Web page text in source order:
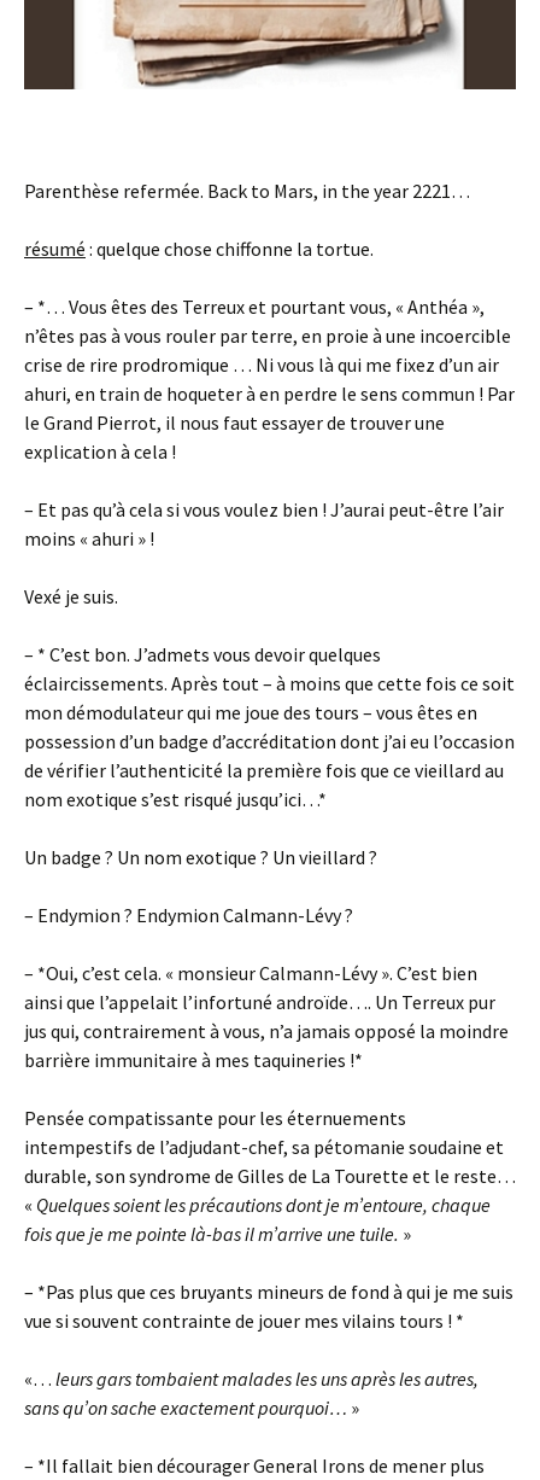
Parenthèse refermée. Back to Mars, in the year 2221…
résumé : quelque chose chiffonne la tortue.
– *… Vous êtes des Terreux et pourtant vous, « Anthéa »,
n’êtes pas à vous rouler par terre, en proie à une incoercible
crise de rire prodromique … Ni vous là qui me fixez d’un air
ahuri, en train de hoqueter à en perdre le sens commun ! Par
le Grand Pierrot, il nous faut essayer de trouver une
explication à cela !
– Et pas qu’à cela si vous voulez bien ! J’aurai peut-être l’air
moins « ahuri » !
Vexé je suis.
– * C’est bon. J’admets vous devoir quelques
éclaircissements. Après tout – à moins que cette fois ce soit
mon démodulateur qui me joue des tours – vous êtes en
possession d’un badge d’accréditation dont j’ai eu l’occasion
de vérifier l’authenticité la première fois que ce vieillard au
nom exotique s’est risqué jusqu’ici…*
Un badge ? Un nom exotique ? Un vieillard ?
– Endymion ? Endymion Calmann-Lévy ?
– *Oui, c’est cela. « monsieur Calmann-Lévy ». C’est bien
ainsi que l’appelait l’infortuné androïde…. Un Terreux pur
jus qui, contrairement à vous, n’a jamais opposé la moindre
barrière immunitaire à mes taquineries !*
Pensée compatissante pour les éternuements
intempestifs de l’adjudant-chef, sa pétomanie soudaine et
durable, son syndrome de Gilles de La Tourette et le reste…
« Quelques soient les précautions dont je m’entoure, chaque
fois que je me pointe là-bas il m’arrive une tuile. »
– *Pas plus que ces bruyants mineurs de fond à qui je me suis
vue si souvent contrainte de jouer mes vilains tours ! *
«… leurs gars tombaient malades les uns après les autres,
sans qu’on sache exactement pourquoi… »
– *Il fallait bien décourager General Irons de mener plus